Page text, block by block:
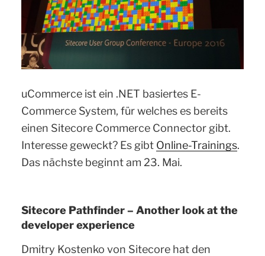
uCommerce ist ein .NET basiertes E-
Commerce System, für welches es bereits
einen Sitecore Commerce Connector gibt.
Interesse geweckt? Es gibt Online-Trainings.
Das nächste beginnt am 23. Mai.
Sitecore Pathfinder – Another look at the
developer experience
Dmitry Kostenko von Sitecore hat den